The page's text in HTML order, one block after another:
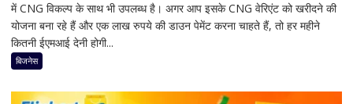
Brezza
CNG
आसान
में CNG विकल्प के साथ भी उपलब्ध है। अगर आप इसके CNG वेरिएंट को खरीदने की
योजना बना रहे हैं और एक लाख रुपये की डाउन पेमेंट करना चाहते हैं, तो हर महीने
कितनी ईएमआई देनी होगी...
बिजनेस